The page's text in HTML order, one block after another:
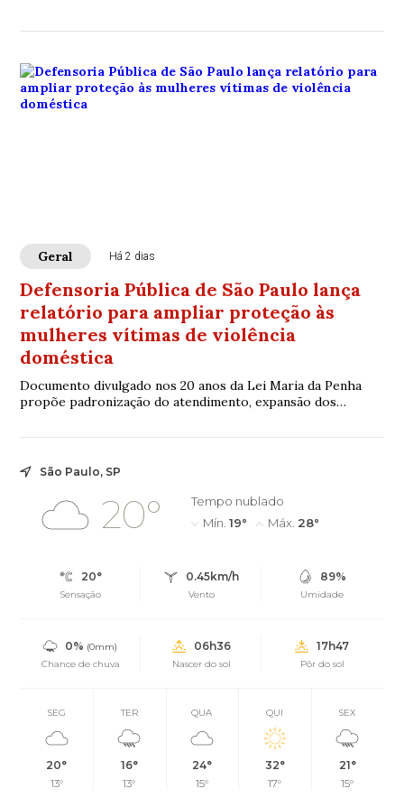
Geral Há 2 dias
Defensoria Pública de São Paulo lança
relatório para ampliar proteção às
mulheres vítimas de violência
doméstica
Documento divulgado nos 20 anos da Lei Maria da Penha
propõe padronização do atendimento, expansão dos
São Paulo, SP
20°
Tempo nublado
Mín. 19° Máx. 28°
20°
Sensação
0.45km/h
Vento
89%
Umidade
0% (0mm)
Chance de chuva
06h36
Nascer do sol
17h47
Pôr do sol
SEG
20°
13°
TER
16°
13°
QUA
24°
15°
QUI
32°
17°
SEX
21°
15°